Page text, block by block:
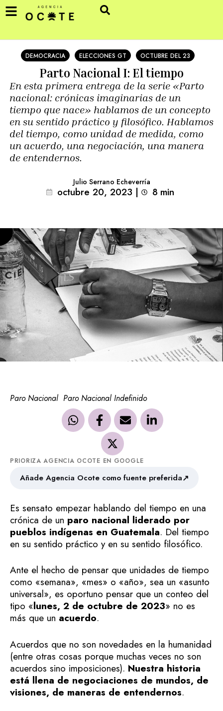
DEMOCRACIA ELECCIONES GT OCTUBRE DEL 23
Parto Nacional I: El tiempo
En esta primera entrega de la serie «Parto
nacional: crónicas imaginarias de un
tiempo que nace» hablamos de un concepto
en su sentido práctico y filosófico. Hablamos
del tiempo, como unidad de medida, como
un acuerdo, una negociación, una manera
de entendernos.
Julio Serrano Echeverría
octubre 20, 2023 | 8 min
Paro Nacional Paro Nacional Indefinido
PRIORIZA AGENCIA OCOTE EN GOOGLE
Añade Agencia Ocote como fuente preferida↗
Es sensato empezar hablando del tiempo en una
crónica de un paro nacional liderado por
pueblos indígenas en Guatemala. Del tiempo
en su sentido práctico y en su sentido filosófico.
Ante el hecho de pensar que unidades de tiempo
como «semana», «mes» o «año», sea un «asunto
universal», es oportuno pensar que un conteo del
tipo «lunes, 2 de octubre de 2023» no es
más que un acuerdo.
Acuerdos que no son novedades en la humanidad
(entre otras cosas porque muchas veces no son
acuerdos sino imposiciones). Nuestra historia
está llena de negociaciones de mundos, de
visiones, de maneras de entendernos.